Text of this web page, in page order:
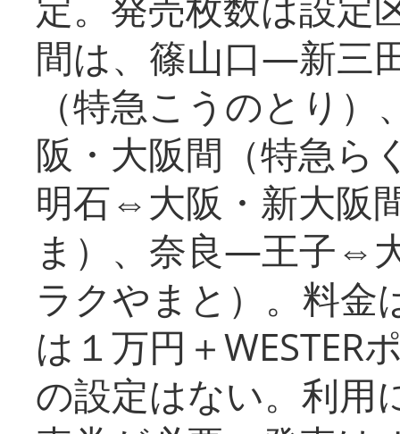
間は、篠山口―新三
（特急こうのとり
阪・大阪間（特急
明石⇔大阪・新大阪
ま）、奈良―王子⇔
ラクやまと）。料金
は１万円＋WESTER
の設定はない。利用